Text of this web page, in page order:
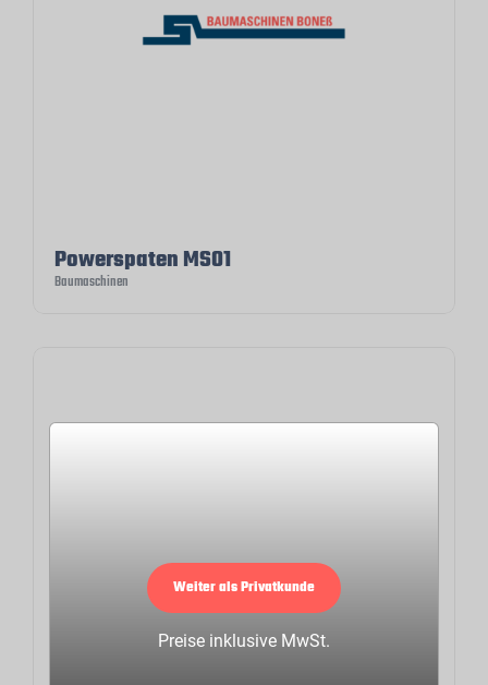
Powerspaten MS01
Baumaschinen
Weiter als Privatkunde
Preise inklusive MwSt.